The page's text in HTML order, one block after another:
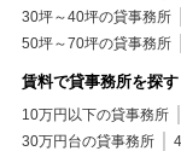
30坪～40坪の貸事務所
50坪～70坪の貸事務所
賃料で貸事務所を探す
10万円以下の貸事務所
30万円台の貸事務所